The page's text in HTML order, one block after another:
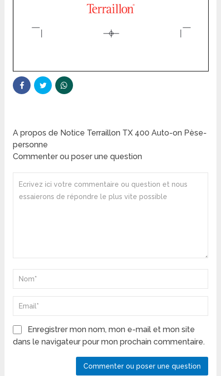
A propos de Notice Terraillon TX 400 Auto-on Pèse-
personne
Commenter ou poser une question
Enregistrer mon nom, mon e-mail et mon site
dans le navigateur pour mon prochain commentaire.